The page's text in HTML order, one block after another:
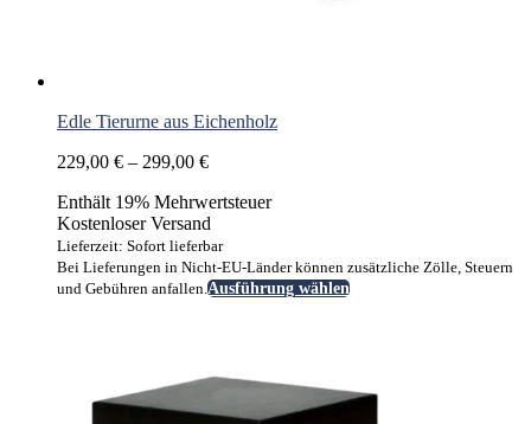
Edle Tierurne aus Eichenholz
229,00 € – 299,00 €Preisspanne:
bis
299,00 €
Enthält 19% Mehrwertsteuer
Kostenloser Versand
Lieferzeit: Sofort lieferbar
Bei Lieferungen in Nicht-EU-Länder können zusätzliche Zölle, Steuern
und Gebühren anfallen.Ausführung wählenDieses
auf.